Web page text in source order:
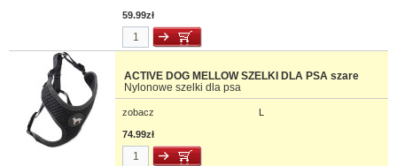
59.99zł
ACTIVE DOG MELLOW SZELKI DLA PSA szare
Nylonowe szelki dla psa
zobacz L
74.99zł